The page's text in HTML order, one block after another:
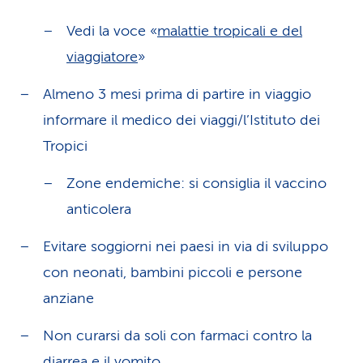
Vedi la voce «malattie tropicali e del
viaggiatore»
Almeno 3 mesi prima di partire in viaggio
informare il medico dei viaggi/l’Istituto dei
Tropici
Zone endemiche: si consiglia il vaccino
anticolera
Evitare soggiorni nei paesi in via di sviluppo
con neonati, bambini piccoli e persone
anziane
Non curarsi da soli con farmaci contro la